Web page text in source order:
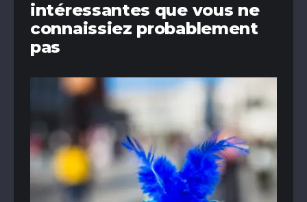
intéressantes que vous ne
connaissiez probablement
pas